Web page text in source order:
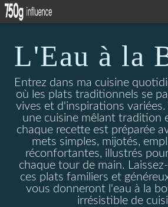
L'Eau à la
Entrez dans ma cuisine
où les plats traditionnels se
vives et d'inspirations
une cuisine mêlant tradition
chaque recette est préparée
mets simples, mijotés,
réconfortantes, illustrés
chaque tour de main.
ces plats familiers et
vous donneront l'eau à la
irrésistible de